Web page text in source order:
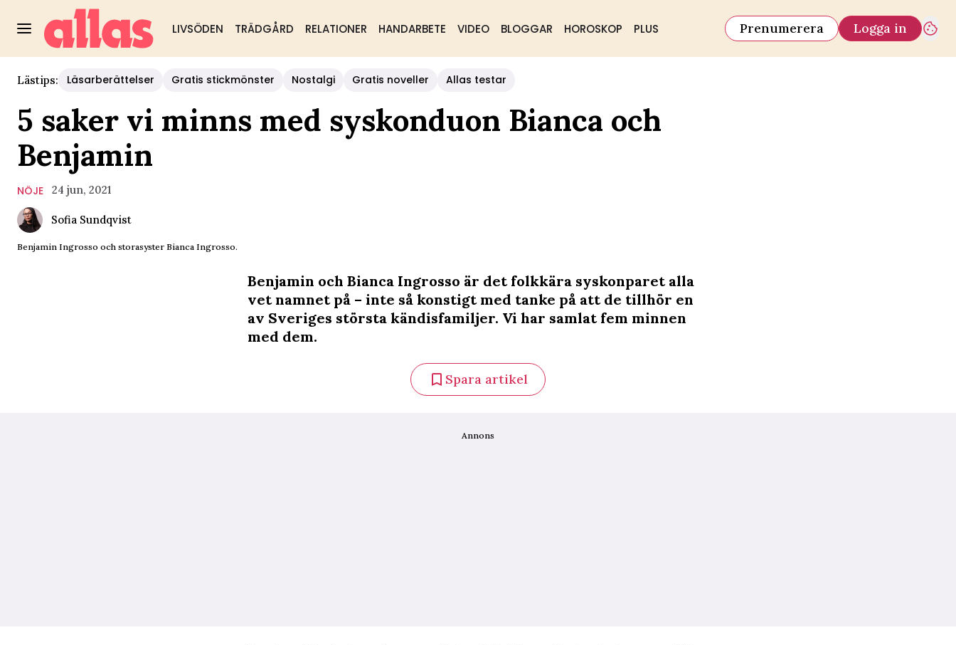
LIVSÖDEN TRÄDGÅRD RELATIONER HANDARBETE VIDEO BLOGGAR HOROSKOP PLUS Prenumerera Logga in
Lästips: Läsarberättelser Gratis stickmönster Nostalgi Gratis noveller Allas testar
5 saker vi minns med syskonduon Bianca och
Benjamin
NÖJE 24 jun, 2021
Sofia Sundqvist
Benjamin Ingrosso och storasyster Bianca Ingrosso.
Benjamin och Bianca Ingrosso är det folkkära syskonparet alla
vet namnet på – inte så konstigt med tanke på att de tillhör en
av Sveriges största kändisfamiljer. Vi har samlat fem minnen
med dem.
Spara artikel
Annons